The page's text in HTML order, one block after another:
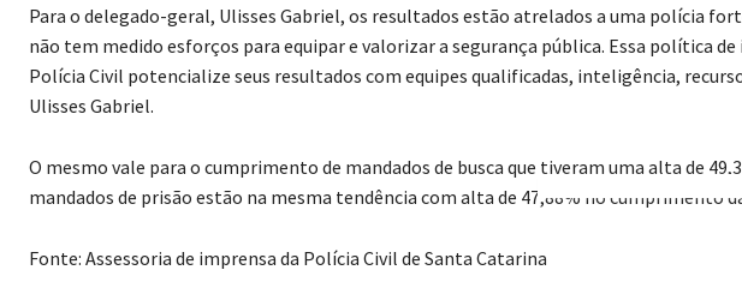
Para o delegado-geral, Ulisses Gabriel, os resultados estão atrelados a uma polícia
não tem medido esforços para equipar e valorizar a segurança pública. Essa política
Polícia Civil potencialize seus resultados com equipes qualificadas, inteligência,
Ulisses Gabriel.
O mesmo vale para o cumprimento de mandados de busca que tiveram uma alta de
mandados de prisão estão na mesma tendência com alta de 47,88% no cumprimento
Fonte: Assessoria de imprensa da Polícia Civil de Santa Catarina